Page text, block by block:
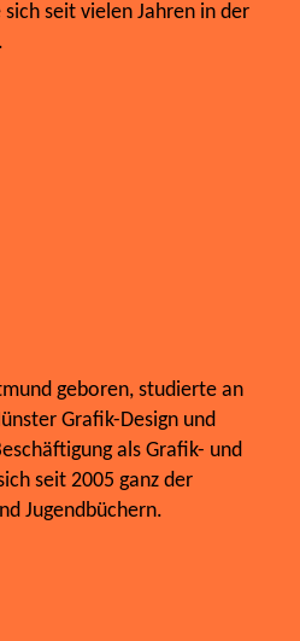
seit vielen Jahren in der
geboren, studierte an
Grafik-Design und
als Grafik- und
seit 2005 ganz der
Jugendbüchern.